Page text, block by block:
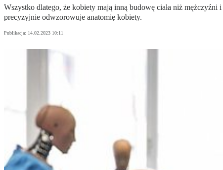
Wszystko dlatego, że kobiety mają inną budowę ciała niż
precyzyjnie odwzorowuje anatomię kobiety.
Publikacja: 14.02.2023 10:11